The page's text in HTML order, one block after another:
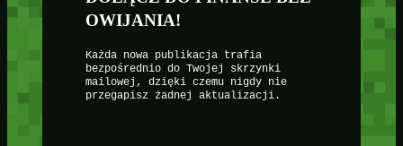
OWIJANIA!
Każda nowa publikacja trafia
bezpośrednio do Twojej skrzynki
mailowej, dzięki czemu nigdy nie
przegapisz żadnej aktualizacji.